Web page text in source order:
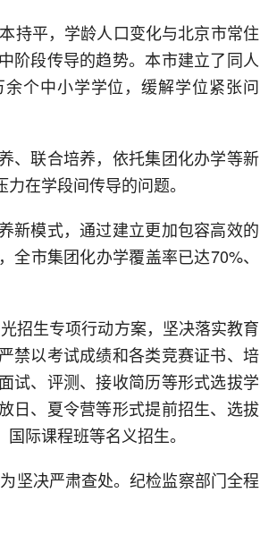
持平，学龄人口变化与北京市常住
阶段传导的趋势。本市建立了同人
个中小学学位，缓解学位紧张问
、联合培养，依托集团化办学等新
在学段间传导的问题。
新模式，通过建立更加包容高效的
市集团化办学覆盖率已达70%、
招生专项行动方案，坚决落实教育
禁以考试成绩和各类竞赛证书、培
试、评测、接收简历等形式选拔学
日、夏令营等形式提前招生、选拔
际课程班等名义招生。
坚决严肃查处。纪检监察部门全程